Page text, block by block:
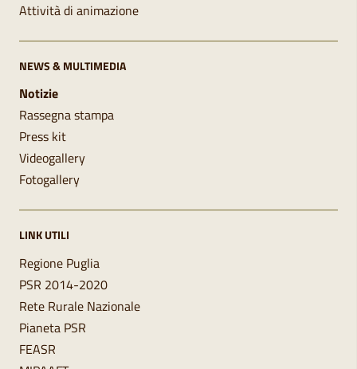
Attività di animazione
NEWS & MULTIMEDIA
Notizie
Rassegna stampa
Press kit
Videogallery
Fotogallery
LINK UTILI
Regione Puglia
PSR 2014-2020
Rete Rurale Nazionale
Pianeta PSR
FEASR